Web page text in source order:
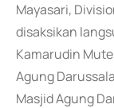
Mayasari,
disaksikan
Kamarudin
Agung
Masjid Agung